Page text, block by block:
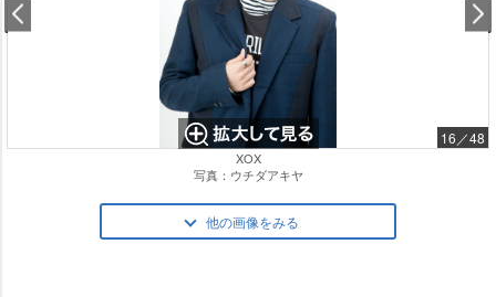
16／48
XOX
写真：ウチダアキヤ
他の画像をみる